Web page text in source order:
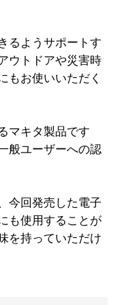
るようサポートす
ウトドアや災害時
もお使いいただく
マキタ製品です
般ユーザーへの認
今回発売した電子
も使用することが
を持っていただけ